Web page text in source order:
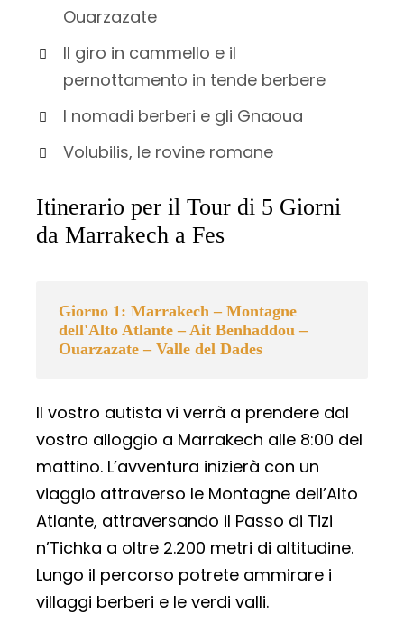
Ouarzazate
Il giro in cammello e il
pernottamento in tende berbere
I nomadi berberi e gli Gnaoua
Volubilis, le rovine romane
Itinerario per il Tour di 5 Giorni
da Marrakech a Fes
Giorno 1: Marrakech – Montagne
dell'Alto Atlante – Ait Benhaddou –
Ouarzazate – Valle del Dades
Il vostro autista vi verrà a prendere dal
vostro alloggio a Marrakech alle 8:00 del
mattino. L’avventura inizierà con un
viaggio attraverso le Montagne dell’Alto
Atlante, attraversando il Passo di Tizi
n’Tichka a oltre 2.200 metri di altitudine.
Lungo il percorso potrete ammirare i
villaggi berberi e le verdi valli.